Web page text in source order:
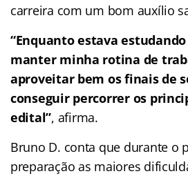
carreira com um bom auxílio
“Enquanto estava
manter minha rotina de
aproveitar bem os finais de
conseguir percorrer os
edital”, afirma.
Bruno D. conta que durante o
preparação as maiores